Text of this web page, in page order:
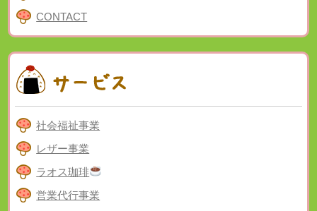
CONTACT
社会福祉事業
レザー事業
ラオス珈琲
営業代行事業